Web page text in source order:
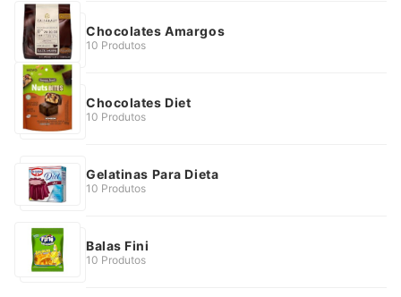
Chocolates Amargos
10 Produtos
Chocolates Diet
10 Produtos
Gelatinas Para Dieta
10 Produtos
Balas Fini
10 Produtos